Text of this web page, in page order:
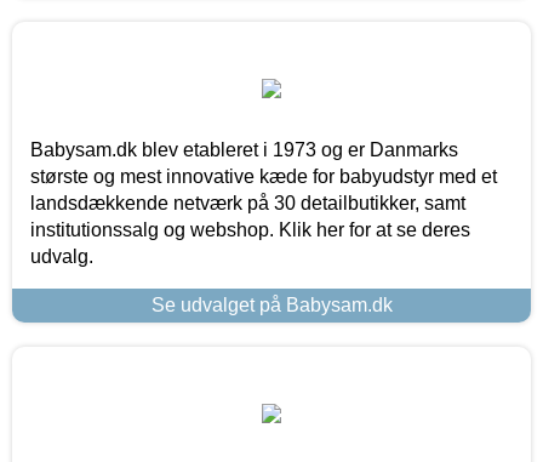
Babysam.dk blev etableret i 1973 og er Danmarks
største og mest innovative kæde for babyudstyr med et
landsdækkende netværk på 30 detailbutikker, samt
institutionssalg og webshop. Klik her for at se deres
udvalg.
Se udvalget på Babysam.dk